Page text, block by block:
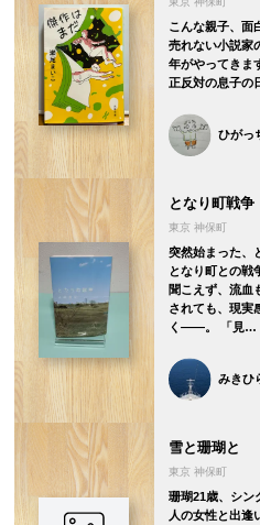
こんな親子、面
売れない小説家
年がやってきま
正反対の息子の
ひがっ
となり町戦争
東京 神保町
突然始まった、
となり町との戦
聞こえず、流血
されても、現実
く――。 「見…
みきひ
雪と珊瑚と
東京 神保町
珊瑚21歳、シン
人の女性と出逢